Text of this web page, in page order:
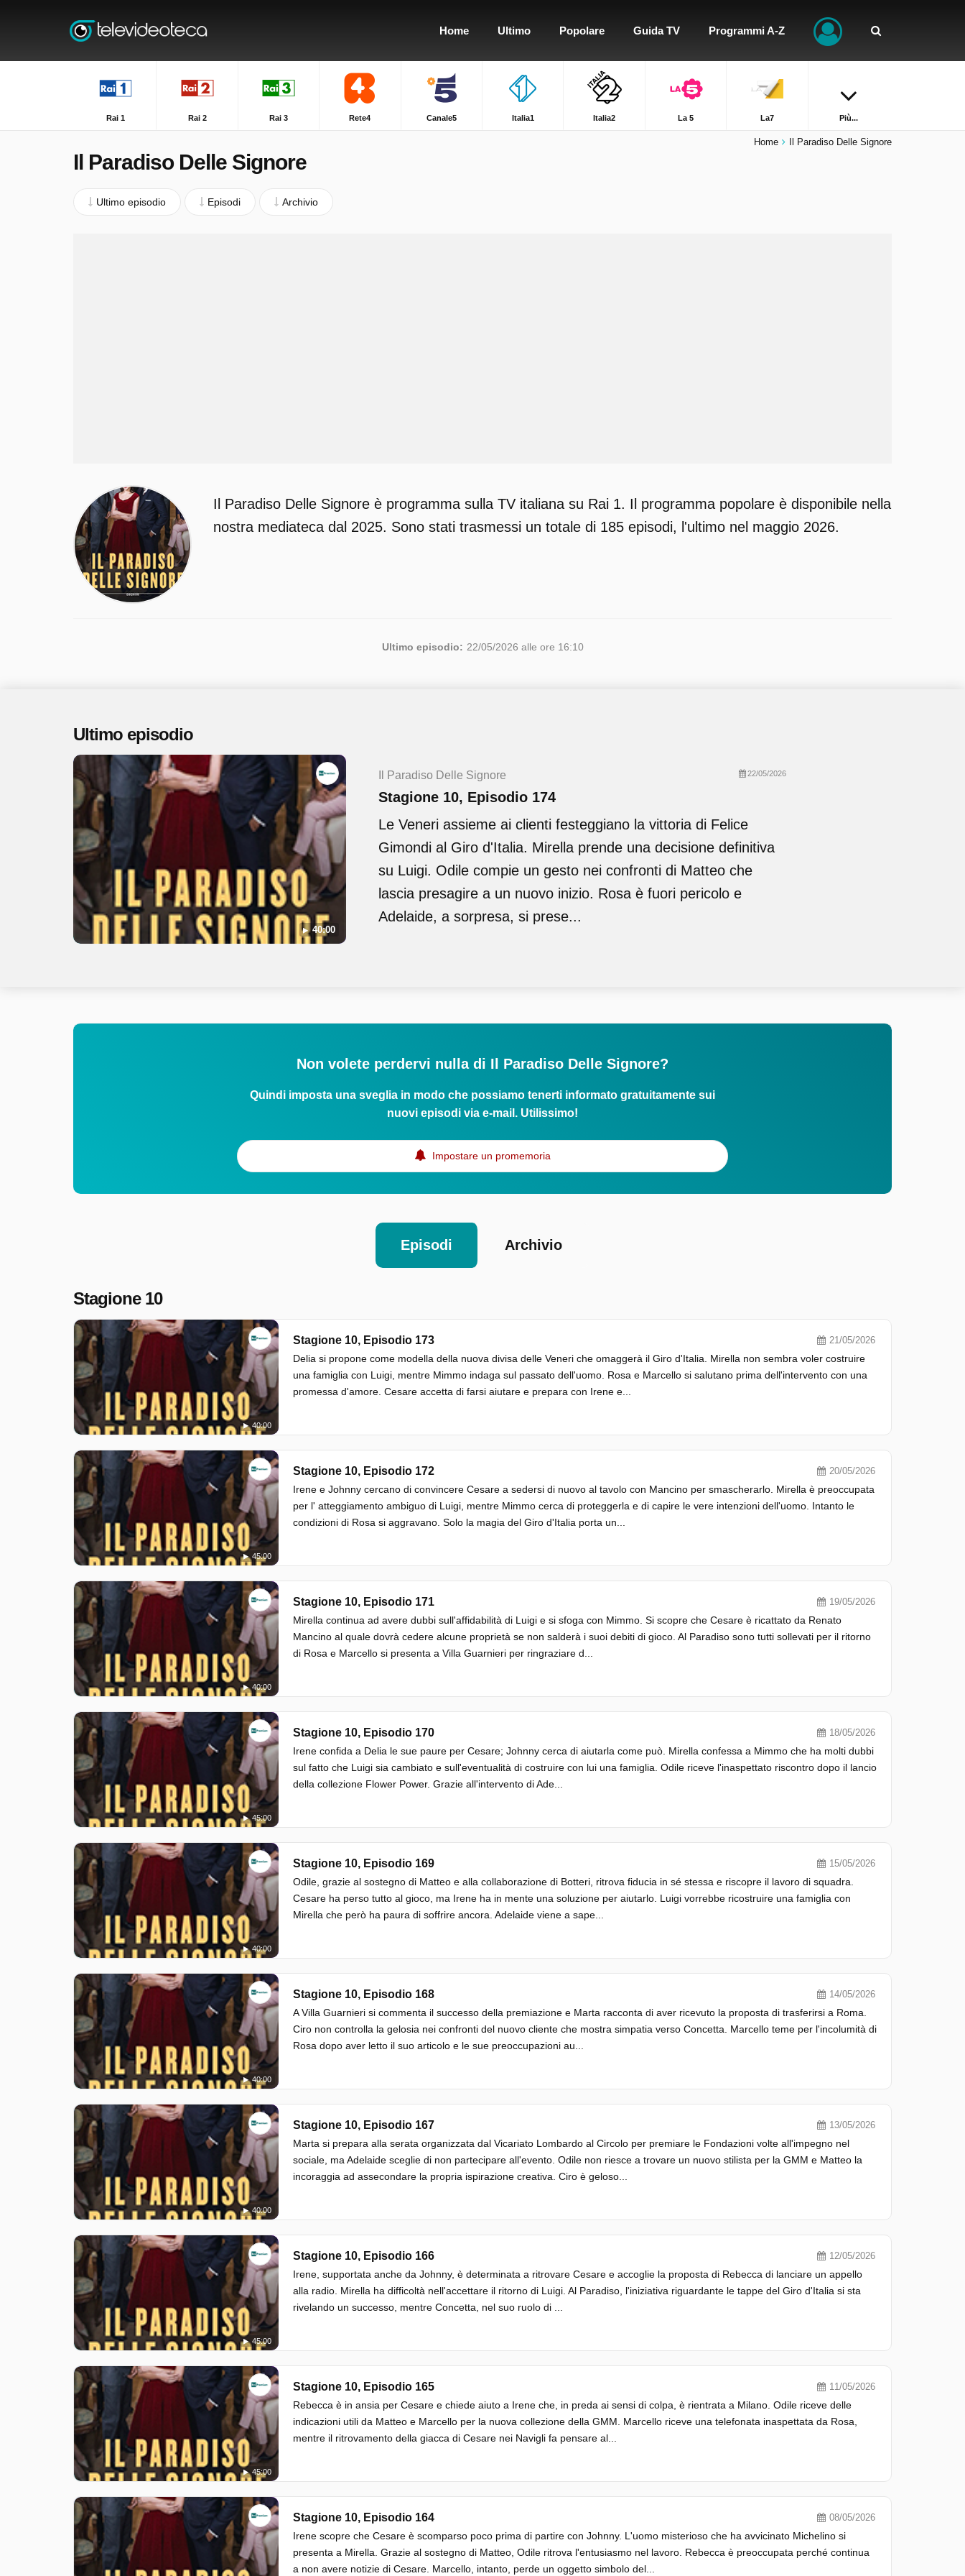
Home Ultimo Popolare Guida TV Programmi A-Z
Rai 1 Rai 2 Rai 3 Rete4 Canale5 Italia1 Italia2 La 5 La7 Più...
Home Il Paradiso Delle Signore
Il Paradiso Delle Signore
Ultimo episodio Episodi Archivio
Il Paradiso Delle Signore è programma sulla TV italiana su Rai 1. Il programma popolare è disponibile nella
nostra mediateca dal 2025. Sono stati trasmessi un totale di 185 episodi, l'ultimo nel maggio 2026.
Ultimo episodio: 22/05/2026 alle ore 16:10
Ultimo episodio
40:00
Il Paradiso Delle Signore 22/05/2026
Stagione 10, Episodio 174
Le Veneri assieme ai clienti festeggiano la vittoria di Felice
Gimondi al Giro d'Italia. Mirella prende una decisione definitiva
su Luigi. Odile compie un gesto nei confronti di Matteo che
lascia presagire a un nuovo inizio. Rosa è fuori pericolo e
Adelaide, a sorpresa, si prese...
Non volete perdervi nulla di Il Paradiso Delle Signore?
Quindi imposta una sveglia in modo che possiamo tenerti informato gratuitamente sui
nuovi episodi via e-mail. Utilissimo!
Impostare un promemoria
Episodi Archivio
Stagione 10
40:00
Stagione 10, Episodio 173 21/05/2026
Delia si propone come modella della nuova divisa delle Veneri che omaggerà il Giro d'Italia. Mirella non sembra voler costruire
una famiglia con Luigi, mentre Mimmo indaga sul passato dell'uomo. Rosa e Marcello si salutano prima dell'intervento con una
promessa d'amore. Cesare accetta di farsi aiutare e prepara con Irene e...
45:00
Stagione 10, Episodio 172 20/05/2026
Irene e Johnny cercano di convincere Cesare a sedersi di nuovo al tavolo con Mancino per smascherarlo. Mirella è preoccupata
per l' atteggiamento ambiguo di Luigi, mentre Mimmo cerca di proteggerla e di capire le vere intenzioni dell'uomo. Intanto le
condizioni di Rosa si aggravano. Solo la magia del Giro d'Italia porta un...
40:00
Stagione 10, Episodio 171 19/05/2026
Mirella continua ad avere dubbi sull'affidabilità di Luigi e si sfoga con Mimmo. Si scopre che Cesare è ricattato da Renato
Mancino al quale dovrà cedere alcune proprietà se non salderà i suoi debiti di gioco. Al Paradiso sono tutti sollevati per il ritorno
di Rosa e Marcello si presenta a Villa Guarnieri per ringraziare d...
45:00
Stagione 10, Episodio 170 18/05/2026
Irene confida a Delia le sue paure per Cesare; Johnny cerca di aiutarla come può. Mirella confessa a Mimmo che ha molti dubbi
sul fatto che Luigi sia cambiato e sull'eventualità di costruire con lui una famiglia. Odile riceve l'inaspettato riscontro dopo il lancio
della collezione Flower Power. Grazie all'intervento di Ade...
40:00
Stagione 10, Episodio 169 15/05/2026
Odile, grazie al sostegno di Matteo e alla collaborazione di Botteri, ritrova fiducia in sé stessa e riscopre il lavoro di squadra.
Cesare ha perso tutto al gioco, ma Irene ha in mente una soluzione per aiutarlo. Luigi vorrebbe ricostruire una famiglia con
Mirella che però ha paura di soffrire ancora. Adelaide viene a sape...
40:00
Stagione 10, Episodio 168 14/05/2026
A Villa Guarnieri si commenta il successo della premiazione e Marta racconta di aver ricevuto la proposta di trasferirsi a Roma.
Ciro non controlla la gelosia nei confronti del nuovo cliente che mostra simpatia verso Concetta. Marcello teme per l'incolumità di
Rosa dopo aver letto il suo articolo e le sue preoccupazioni au...
40:00
Stagione 10, Episodio 167 13/05/2026
Marta si prepara alla serata organizzata dal Vicariato Lombardo al Circolo per premiare le Fondazioni volte all'impegno nel
sociale, ma Adelaide sceglie di non partecipare all'evento. Odile non riesce a trovare un nuovo stilista per la GMM e Matteo la
incoraggia ad assecondare la propria ispirazione creativa. Ciro è geloso...
45:00
Stagione 10, Episodio 166 12/05/2026
Irene, supportata anche da Johnny, è determinata a ritrovare Cesare e accoglie la proposta di Rebecca di lanciare un appello
alla radio. Mirella ha difficoltà nell'accettare il ritorno di Luigi. Al Paradiso, l'iniziativa riguardante le tappe del Giro d'Italia si sta
rivelando un successo, mentre Concetta, nel suo ruolo di ...
45:00
Stagione 10, Episodio 165 11/05/2026
Rebecca è in ansia per Cesare e chiede aiuto a Irene che, in preda ai sensi di colpa, è rientrata a Milano. Odile riceve delle
indicazioni utili da Matteo e Marcello per la nuova collezione della GMM. Marcello riceve una telefonata inaspettata da Rosa,
mentre il ritrovamento della giacca di Cesare nei Navigli fa pensare al...
Stagione 10, Episodio 164 08/05/2026
Irene scopre che Cesare è scomparso poco prima di partire con Johnny. L'uomo misterioso che ha avvicinato Michelino si
presenta a Mirella. Grazie al sostegno di Matteo, Odile ritrova l'entusiasmo nel lavoro. Rebecca è preoccupata perché continua
a non avere notizie di Cesare. Marcello, intanto, perde un oggetto simbolo del...